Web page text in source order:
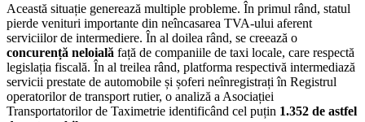
Această situație generează multiple probleme. În primul rând, statul
pierde venituri importante din neîncasarea TVA-ului aferent
serviciilor de intermediere. În al doilea rând, se creează o
concurență neloială față de companiile de taxi locale, care respectă
legislația fiscală. În al treilea rând, platforma respectivă intermediază
servicii prestate de automobile și șoferi neînregistrați în Registrul
operatorilor de transport rutier, o analiză a Asociației
Transportatorilor de Taximetrie identificând cel puțin 1.352 de astfel